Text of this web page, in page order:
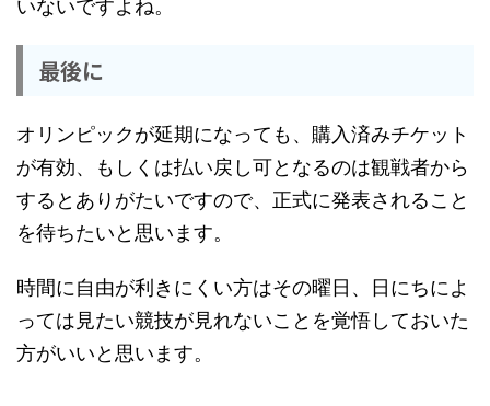
いないですよね。
最後に
オリンピックが延期になっても、購入済みチケット
が有効、もしくは払い戻し可となるのは観戦者から
するとありがたいですので、正式に発表されること
を待ちたいと思います。
時間に自由が利きにくい方はその曜日、日にちによ
っては見たい競技が見れないことを覚悟しておいた
方がいいと思います。